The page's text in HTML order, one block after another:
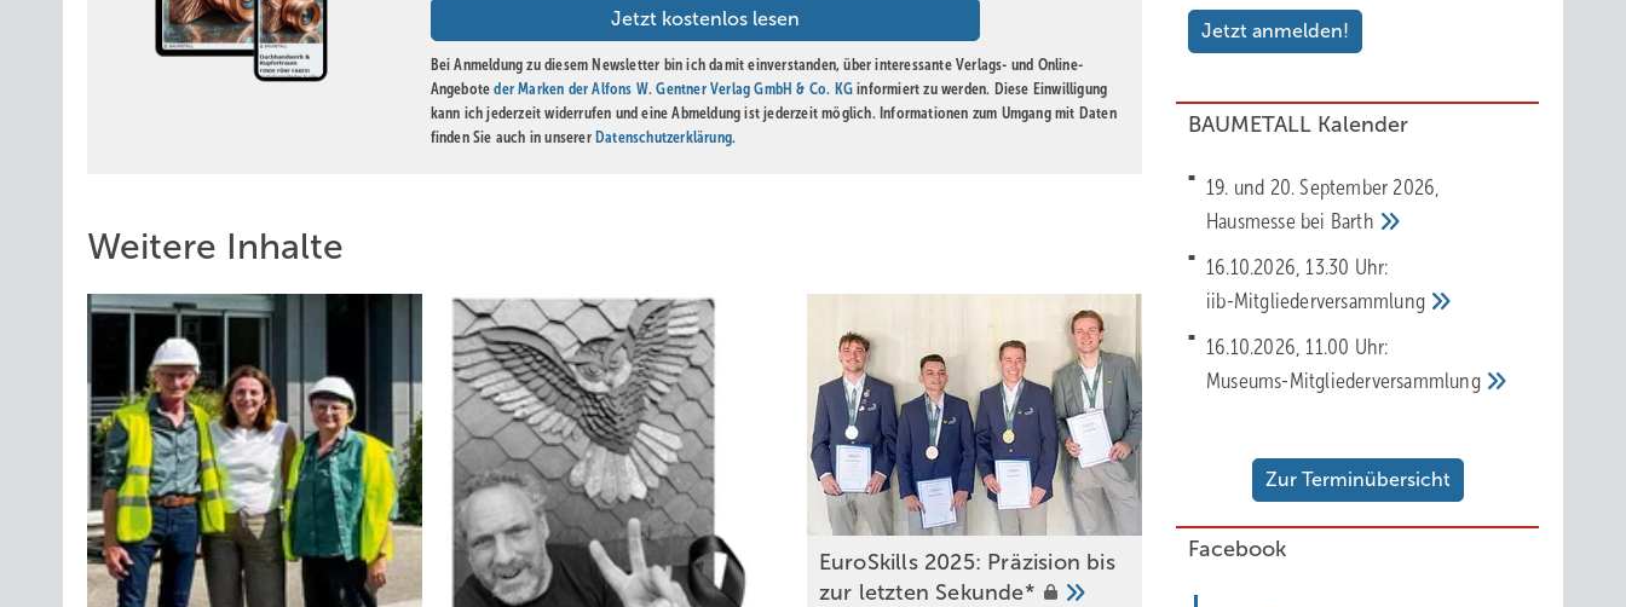
Bei Anmeldung zu diesem Newsletter bin ich damit einverstanden, über interessante Verlags- und Online-
Angeboteder Marken der Alfons W. Gentner Verlag GmbH & Co. KG informiert zu werden. Diese Einwilligung
kann ich jederzeit widerrufen und eine Abmeldung ist jederzeit möglich. Informationen zum Umgang mit Daten
finden Sie auch in unserer Datenschutzerklärung.
Weitere Inhalte
EuroSkills 2025: Präzision bis
zur letzten Sekunde*
Jetzt anmelden!
BAUMETALL Kalender
19. und 20. September 2026,
Hausmesse bei Barth
16.10.2026, 13.30 Uhr:
iib-Mitgliederversammlung
16.10.2026, 11.00 Uhr:
Museums-Mitgliederversammlung
Zur Terminübersicht
Facebook